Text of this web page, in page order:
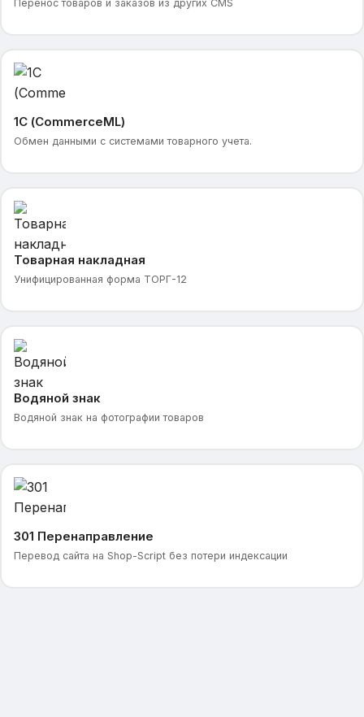
Перенос товаров и заказов из других CMS
1С (CommerceML)
Обмен данными с системами товарного учета.
Товарная накладная
Унифицированная форма ТОРГ-12
Водяной знак
Водяной знак на фотографии товаров
301 Перенаправление
Перевод сайта на Shop-Script без потери индексации